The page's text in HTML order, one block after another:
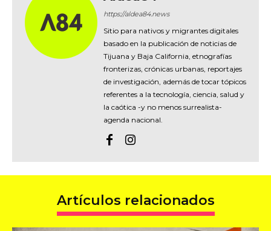
https://aldea84.news
Sitio para nativos y migrantes digitales
basado en la publicación de noticias de
Tijuana y Baja California, etnografías
fronterizas, crónicas urbanas, reportajes
de investigación, además de tocar tópicos
referentes a la tecnología, ciencia, salud y
la caótica -y no menos surrealista-
agenda nacional.
Artículos relacionados